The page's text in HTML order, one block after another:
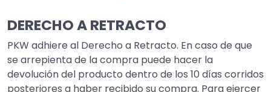
DERECHO A RETRACTO
PKW adhiere al Derecho a Retracto. En caso de que
se arrepienta de la compra puede hacer la
devolución del producto dentro de los 10 días corridos
posteriores a haber recibido su compra. Para ejercer